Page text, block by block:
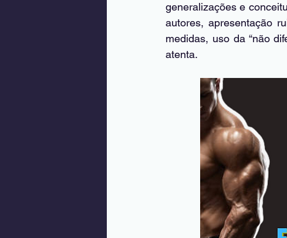
generalizações e
autores, apresentação
medidas, uso da “não
atenta.